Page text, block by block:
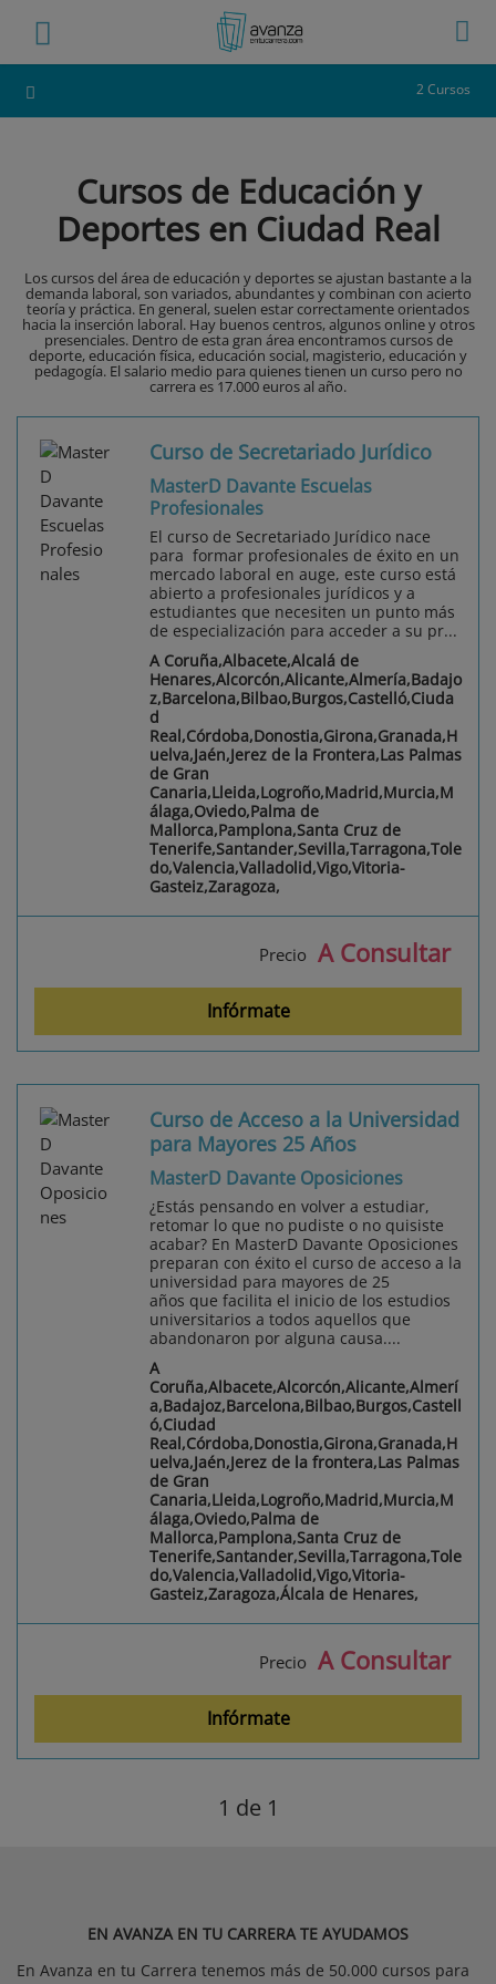
2 Cursos
Cursos de Educación y
Deportes en Ciudad Real
Los cursos del área de educación y deportes se ajustan bastante a la
demanda laboral, son variados, abundantes y combinan con acierto
teoría y práctica. En general, suelen estar correctamente orientados
hacia la inserción laboral. Hay buenos centros, algunos online y otros
presenciales. Dentro de esta gran área encontramos cursos de
deporte, educación física, educación social, magisterio, educación y
pedagogía. El salario medio para quienes tienen un curso pero no
carrera es 17.000 euros al año.
Curso de Secretariado Jurídico
MasterD Davante Escuelas
Profesionales
El curso de Secretariado Jurídico nace
para formar profesionales de éxito en un
mercado laboral en auge, este curso está
abierto a profesionales jurídicos y a
estudiantes que necesiten un punto más
de especialización para acceder a su pr...
A Coruña,Albacete,Alcalá de
Henares,Alcorcón,Alicante,Almería,Badajo
z,Barcelona,Bilbao,Burgos,Castelló,Ciuda
d
Real,Córdoba,Donostia,Girona,Granada,H
uelva,Jaén,Jerez de la Frontera,Las Palmas
de Gran
Canaria,Lleida,Logroño,Madrid,Murcia,M
álaga,Oviedo,Palma de
Mallorca,Pamplona,Santa Cruz de
Tenerife,Santander,Sevilla,Tarragona,Tole
do,Valencia,Valladolid,Vigo,Vitoria-
Gasteiz,Zaragoza,
Precio A Consultar
Infórmate
Curso de Acceso a la Universidad
para Mayores 25 Años
MasterD Davante Oposiciones
¿Estás pensando en volver a estudiar,
retomar lo que no pudiste o no quisiste
acabar? En MasterD Davante Oposiciones
preparan con éxito el curso de acceso a la
universidad para mayores de 25
años que facilita el inicio de los estudios
universitarios a todos aquellos que
abandonaron por alguna causa....
A
Coruña,Albacete,Alcorcón,Alicante,Almerí
a,Badajoz,Barcelona,Bilbao,Burgos,Castell
ó,Ciudad
Real,Córdoba,Donostia,Girona,Granada,H
uelva,Jaén,Jerez de la frontera,Las Palmas
de Gran
Canaria,Lleida,Logroño,Madrid,Murcia,M
álaga,Oviedo,Palma de
Mallorca,Pamplona,Santa Cruz de
Tenerife,Santander,Sevilla,Tarragona,Tole
do,Valencia,Valladolid,Vigo,Vitoria-
Gasteiz,Zaragoza,Álcala de Henares,
Precio A Consultar
Infórmate
1 de 1
EN AVANZA EN TU CARRERA TE AYUDAMOS
En Avanza en tu Carrera tenemos más de 50.000 cursos para